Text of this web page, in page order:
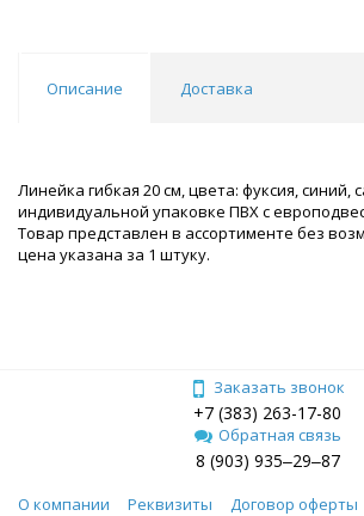
Описание Доставка
Линейка гибкая 20 см, цвета: фуксия, синий,
индивидуальной упаковке ПВХ с
Товар представлен в ассортименте без
цена указана за 1 штуку.
Заказать звонок
+7 (383) 263-17-80
Обратная связь
8 (903) 935‒29‒87
О компании Реквизиты
Договор оферты